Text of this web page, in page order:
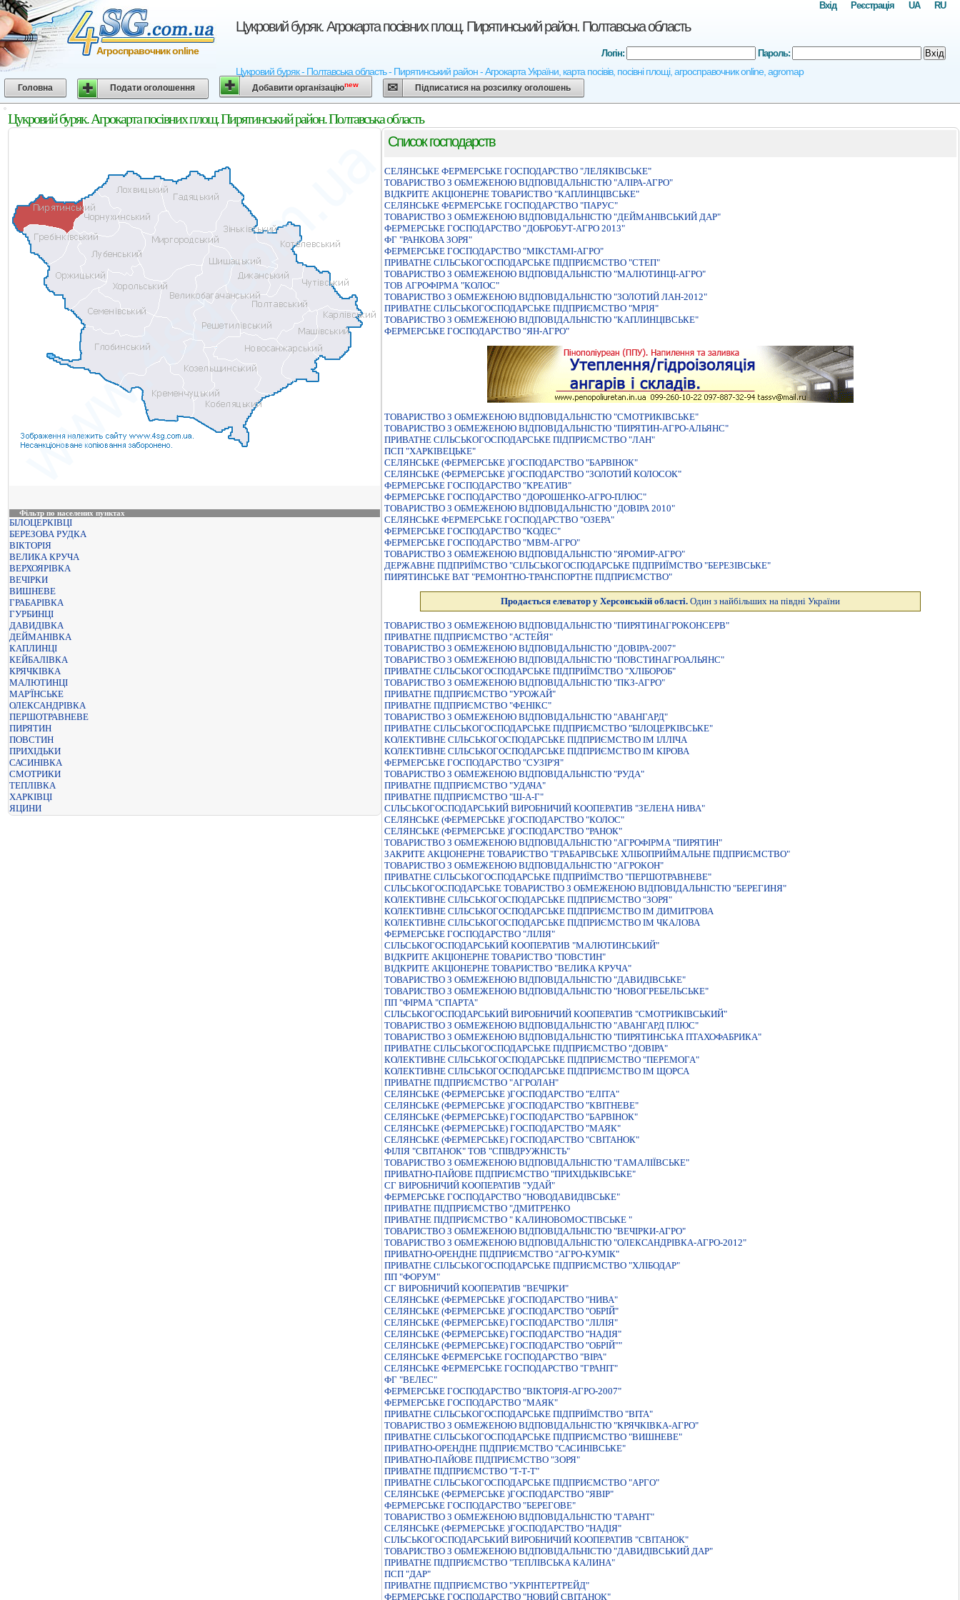
Цукровий буряк. Агрокарта посівних площ. Пирятинський район. Полтавська область
Цукровий буряк - Полтавська область - Пирятинський район - Агрокарта України, карта посівів, посівні площі, агросправочник online, agromap
Агросправочник online
RU
UA
Реєстрація
Вхід
Логін: Пароль: Вхід
Головна Подати оголошення Добавити організаціюnew Підписатися на розсилку оголошень
Цукровий буряк. Агрокарта посівних площ. Пирятинський район. Полтавська область
Фільтр по населених пунктах
БІЛОЦЕРКІВЦІ
БЕРЕЗОВА РУДКА
ВІКТОРІЯ
ВЕЛИКА КРУЧА
ВЕРХОЯРІВКА
ВЕЧІРКИ
ВИШНЕВЕ
ГРАБАРІВКА
ГУРБИНЦІ
ДАВИДІВКА
ДЕЙМАНІВКА
КАПЛИНЦІ
КЕЙБАЛІВКА
КРЯЧКІВКА
МАЛЮТИНЦІ
МАР'ЇНСЬКЕ
ОЛЕКСАНДРІВКА
ПЕРШОТРАВНЕВЕ
ПИРЯТИН
ПОВСТИН
ПРИХІДЬКИ
САСИНІВКА
СМОТРИКИ
ТЕПЛІВКА
ХАРКІВЦІ
ЯЦИНИ
Список господарств
СЕЛЯНСЬКЕ ФЕРМЕРСЬКЕ ГОСПОДАРСТВО "ЛЕЛЯКIВСЬКЕ"
ТОВАРИСТВО З ОБМЕЖЕНОЮ ВІДПОВІДАЛЬНІСТЮ "АЛІРА-АГРО"
ВIДКРИТЕ АКЦIОНЕРНЕ ТОВАРИСТВО "КАПЛИНЦIВСЬКЕ"
СЕЛЯНСЬКЕ ФЕРМЕРСЬКЕ ГОСПОДАРСТВО "ПАРУС"
ТОВАРИСТВО З ОБМЕЖЕНОЮ ВІДПОВІДАЛЬНІСТЮ "ДЕЙМАНІВСЬКИЙ ДАР"
ФЕРМЕРСЬКЕ ГОСПОДАРСТВО "ДОБРОБУТ-АГРО 2013"
ФГ "РАНКОВА ЗОРЯ"
ФЕРМЕРСЬКЕ ГОСПОДАРСТВО "МІКСТАМІ-АГРО"
ПРИВАТНЕ СIЛЬСЬКОГОСПОДАРСЬКЕ ПIДПРИЄМСТВО "СТЕП"
ТОВАРИСТВО З ОБМЕЖЕНОЮ ВIДПОВIДАЛЬНIСТЮ "МАЛЮТИНЦI-АГРО"
ТОВ АГРОФІРМА "КОЛОС"
ТОВАРИСТВО З ОБМЕЖЕНОЮ ВIДПОВIДАЛЬНIСТЮ "ЗОЛОТИЙ ЛАН-2012"
ПРИВАТНЕ СIЛЬСЬКОГОСПОДАРСЬКЕ ПIДПРИЄМСТВО "МРIЯ"
ТОВАРИСТВО З ОБМЕЖЕНОЮ ВIДПОВIДАЛЬНIСТЮ "КАПЛИНЦIВСЬКЕ"
ФЕРМЕРСЬКЕ ГОСПОДАРСТВО "ЯН-АГРО"
ТОВАРИСТВО З ОБМЕЖЕНОЮ ВІДПОВІДАЛЬНІСТЮ "СМОТРИКІВСЬКЕ"
ТОВАРИСТВО З ОБМЕЖЕНОЮ ВIДПОВIДАЛЬНIСТЮ "ПИРЯТИН-АГРО-АЛЬЯНС"
ПРИВАТНЕ СIЛЬСЬКОГОСПОДАРСЬКЕ ПIДПРИЄМСТВО "ЛАН"
ПСП "ХАРКІВЕЦЬКЕ"
СЕЛЯНСЬКЕ (ФЕРМЕРСЬКЕ )ГОСПОДАРСТВО "БАРВIНОК"
СЕЛЯНСЬКЕ (ФЕРМЕРСЬКЕ )ГОСПОДАРСТВО "ЗОЛОТИЙ КОЛОСОК"
ФЕРМЕРСЬКЕ ГОСПОДАРСТВО "КРЕАТИВ"
ФЕРМЕРСЬКЕ ГОСПОДАРСТВО "ДОРОШЕНКО-АГРО-ПЛЮС"
ТОВАРИСТВО З ОБМЕЖЕНОЮ ВIДПОВIДАЛЬНIСТЮ "ДОВIРА 2010"
СЕЛЯНСЬКЕ ФЕРМЕРСЬКЕ ГОСПОДАРСТВО "ОЗЕРА"
ФЕРМЕРСЬКЕ ГОСПОДАРСТВО "КОДЕС"
ФЕРМЕРСЬКЕ ГОСПОДАРСТВО "МВМ-АГРО"
ТОВАРИСТВО З ОБМЕЖЕНОЮ ВІДПОВІДАЛЬНІСТЮ "ЯРОМИР-АГРО"
ДЕРЖАВНЕ ПIДПРИЇМСТВО "СIЛЬСЬКОГОСПОДАРСЬКЕ ПIДПРИЇМСТВО "БЕРЕЗIВСЬКЕ"
ПИРЯТИНСЬКЕ ВАТ "РЕМОНТНО-ТРАНСПОРТНЕ ПІДПРИЄМСТВО"
Продається елеватор у Херсонській області. Один з найбільших на півдні України
ТОВАРИСТВО З ОБМЕЖЕНОЮ ВIДПОВIДАЛЬНIСТЮ "ПИРЯТИНАГРОКОНСЕРВ"
ПРИВАТНЕ ПIДПРИЄМСТВО "АСТЕЙЯ"
ТОВАРИСТВО З ОБМЕЖЕНОЮ ВIДПОВIДАЛЬНIСТЮ "ДОВIРА-2007"
ТОВАРИСТВО З ОБМЕЖЕНОЮ ВIДПОВIДАЛЬНIСТЮ "ПОВСТИНАГРОАЛЬЯНС"
ПРИВАТНЕ СIЛЬСЬКОГОСПОДАРСЬКЕ ПIДПРИЇМСТВО "ХЛIБОРОБ"
ТОВАРИСТВО З ОБМЕЖЕНОЮ ВIДПОВIДАЛЬНIСТЮ "ПКЗ-АГРО"
ПРИВАТНЕ ПIДПРИЄМСТВО "УРОЖАЙ"
ПРИВАТНЕ ПІДПРИЄМСТВО "ФЕНІКС"
ТОВАРИСТВО З ОБМЕЖЕНОЮ ВІДПОВІДАЛЬНІСТЮ "АВАНГАРД"
ПРИВАТНЕ СІЛЬСЬКОГОСПОДАРСЬКЕ ПІДПРИЄМСТВО "БІЛОЦЕРКІВСЬКЕ"
КОЛЕКТИВНЕ СІЛЬСЬКОГОСПОДАРСЬКЕ ПІДПРИЄМСТВО ІМ ІЛЛІЧА
КОЛЕКТИВНЕ СІЛЬСЬКОГОСПОДАРСЬКЕ ПІДПРИЄМСТВО ІМ КІРОВА
ФЕРМЕРСЬКЕ ГОСПОДАРСТВО "СУЗIР'Я"
ТОВАРИСТВО З ОБМЕЖЕНОЮ ВIДПОВIДАЛЬНIСТЮ "РУДА"
ПРИВАТНЕ ПIДПРИЄМСТВО "УДАЧА"
ПРИВАТНЕ ПIДПРИЄМСТВО "Ш-А-Г"
СІЛЬСЬКОГОСПОДАРСЬКИЙ ВИРОБНИЧИЙ КООПЕРАТИВ "ЗЕЛЕНА НИВА"
СЕЛЯНСЬКЕ (ФЕРМЕРСЬКЕ )ГОСПОДАРСТВО "КОЛОС"
СЕЛЯНСЬКЕ (ФЕРМЕРСЬКЕ )ГОСПОДАРСТВО "РАНОК"
ТОВАРИСТВО З ОБМЕЖЕНОЮ ВIДПОВIДАЛЬНIСТЮ "АГРОФIРМА "ПИРЯТИН"
ЗАКРИТЕ АКЦІОНЕРНЕ ТОВАРИСТВО "ГРАБАРІВСЬКЕ ХЛІБОПРИЙМАЛЬНЕ ПІДПРИЄМСТВО"
ТОВАРИСТВО З ОБМЕЖЕНОЮ ВIДПОВIДАЛЬНIСТЮ "АГРОКОН"
ПРИВАТНЕ СIЛЬСЬКОГОСПОДАРСЬКЕ ПIДПРИЇМСТВО "ПЕРШОТРАВНЕВЕ"
СІЛЬСЬКОГОСПОДАРСЬКЕ ТОВАРИСТВО З ОБМЕЖЕНОЮ ВІДПОВІДАЛЬНІСТЮ "БЕРЕГИНЯ"
КОЛЕКТИВНЕ СІЛЬСЬКОГОСПОДАРСЬКЕ ПІДПРИЄМСТВО "ЗОРЯ"
КОЛЕКТИВНЕ СІЛЬСЬКОГОСПОДАРСЬКЕ ПІДПРИЄМСТВО ІМ ДИМИТРОВА
КОЛЕКТИВНЕ СІЛЬСЬКОГОСПОДАРСЬКЕ ПІДПРИЄМСТВО ІМ ЧКАЛОВА
ФЕРМЕРСЬКЕ ГОСПОДАРСТВО "ЛIЛIЯ"
СIЛЬСЬКОГОСПОДАРСЬКИЙ КООПЕРАТИВ "МАЛЮТИНСЬКИЙ"
ВIДКРИТЕ АКЦIОНЕРНЕ ТОВАРИСТВО "ПОВСТИН"
ВIДКРИТЕ АКЦIОНЕРНЕ ТОВАРИСТВО "ВЕЛИКА КРУЧА"
ТОВАРИСТВО З ОБМЕЖЕНОЮ ВІДПОВІДАЛЬНІСТЮ "ДАВИДІВСЬКЕ"
ТОВАРИСТВО З ОБМЕЖЕНОЮ ВIДПОВIДАЛЬНIСТЮ "НОВОГРЕБЕЛЬСЬКЕ"
ПП "ФІРМА "СПАРТА"
СIЛЬСЬКОГОСПОДАРСЬКИЙ ВИРОБНИЧИЙ КООПЕРАТИВ "СМОТРИКIВСЬКИЙ"
ТОВАРИСТВО З ОБМЕЖЕНОЮ ВIДПОВIДАЛЬНIСТЮ "АВАНГАРД ПЛЮС"
ТОВАРИСТВО З ОБМЕЖЕНОЮ ВІДПОВІДАЛЬНІСТЮ "ПИРЯТИНСЬКА ПТАХОФАБРИКА"
ПРИВАТНЕ СIЛЬСЬКОГОСПОДАРСЬКЕ ПIДПРИЄМСТВО "ДОВIРА"
КОЛЕКТИВНЕ СІЛЬСЬКОГОСПОДАРСЬКЕ ПІДПРИЄМСТВО "ПЕРЕМОГА"
КОЛЕКТИВНЕ СІЛЬСЬКОГОСПОДАРСЬКЕ ПІДПРИЄМСТВО ІМ ЩОРСА
ПРИВАТНЕ ПІДПРИЄМСТВО "АГРОЛАН"
СЕЛЯНСЬКЕ (ФЕРМЕРСЬКЕ )ГОСПОДАРСТВО "ЕЛІТА"
СЕЛЯНСЬКЕ (ФЕРМЕРСЬКЕ )ГОСПОДАРСТВО "КВIТНЕВЕ"
СЕЛЯНСЬКЕ (ФЕРМЕРСЬКЕ) ГОСПОДАРСТВО "БАРВIНОК"
СЕЛЯНСЬКЕ (ФЕРМЕРСЬКЕ) ГОСПОДАРСТВО "МАЯК"
СЕЛЯНСЬКЕ (ФЕРМЕРСЬКЕ) ГОСПОДАРСТВО "СВIТАНОК"
ФІЛІЯ "СВІТАНОК" ТОВ "СПІВДРУЖНІСТЬ"
ТОВАРИСТВО З ОБМЕЖЕНОЮ ВІДПОВІДАЛЬНІСТЮ "ГАМАЛІЇВСЬКЕ"
ПРИВАТНО-ПАЙОВЕ ПIДПРИЄМСТВО "ПРИХIДЬКIВСЬКЕ"
СГ ВИРОБНИЧИЙ КООПЕРАТИВ "УДАЙ"
ФЕРМЕРСЬКЕ ГОСПОДАРСТВО "НОВОДАВИДIВСЬКЕ"
ПРИВАТНЕ ПIДПРИЄМСТВО "ДМИТРЕНКО
ПРИВАТНЕ ПIДПРИЄМСТВО " КАЛИНОВОМОСТIВСЬКЕ "
ТОВАРИСТВО З ОБМЕЖЕНОЮ ВIДПОВIДАЛЬНIСТЮ "ВЕЧIРКИ-АГРО"
ТОВАРИСТВО З ОБМЕЖЕНОЮ ВIДПОВIДАЛЬНIСТЮ "ОЛЕКСАНДРIВКА-АГРО-2012"
ПРИВАТНО-ОРЕНДНЕ ПІДПРИЄМСТВО "АГРО-КУМІК"
ПРИВАТНЕ СIЛЬСЬКОГОСПОДАРСЬКЕ ПIДПРИЄМСТВО "ХЛIБОДАР"
ПП "ФОРУМ"
СГ ВИРОБНИЧИЙ КООПЕРАТИВ "ВЕЧІРКИ"
СЕЛЯНСЬКЕ (ФЕРМЕРСЬКЕ )ГОСПОДАРСТВО "НИВА"
СЕЛЯНСЬКЕ (ФЕРМЕРСЬКЕ )ГОСПОДАРСТВО "ОБРIЙ"
СЕЛЯНСЬКЕ (ФЕРМЕРСЬКЕ) ГОСПОДАРСТВО "ЛIЛIЯ"
СЕЛЯНСЬКЕ (ФЕРМЕРСЬКЕ) ГОСПОДАРСТВО "НАДIЯ"
СЕЛЯНСЬКЕ (ФЕРМЕРСЬКЕ) ГОСПОДАРСТВО "ОБРIЙ""
СЕЛЯНСЬКЕ ФЕРМЕРСЬКЕ ГОСПОДАРСТВО "ВIРА"
СЕЛЯНСЬКЕ ФЕРМЕРСЬКЕ ГОСПОДАРСТВО "ГРАНIТ"
ФГ "ВЕЛЕС"
ФЕРМЕРСЬКЕ ГОСПОДАРСТВО "ВIКТОРIЯ-АГРО-2007"
ФЕРМЕРСЬКЕ ГОСПОДАРСТВО "МАЯК"
ПРИВАТНЕ СIЛЬСЬКОГОСПОДАРСЬКЕ ПIДПРИЇМСТВО "ВIТА"
ТОВАРИСТВО З ОБМЕЖЕНОЮ ВIДПОВIДАЛЬНIСТЮ "КРЯЧКIВКА-АГРО"
ПРИВАТНЕ СIЛЬСЬКОГОСПОДАРСЬКЕ ПIДПРИЄМСТВО "ВИШНЕВЕ"
ПРИВАТНО-ОРЕНДНЕ ПІДПРИЄМСТВО "САСИНІВСЬКЕ"
ПРИВАТНО-ПАЙОВЕ ПIДПРИЄМСТВО "ЗОРЯ"
ПРИВАТНЕ ПIДПРИЄМСТВО "Т-Т-Т"
ПРИВАТНЕ СIЛЬСЬКОГОСПОДАРСЬКЕ ПIДПРИЄМСТВО "АРГО"
СЕЛЯНСЬКЕ (ФЕРМЕРСЬКЕ )ГОСПОДАРСТВО "ЯВIР"
ФЕРМЕРСЬКЕ ГОСПОДАРСТВО "БЕРЕГОВЕ"
ТОВАРИСТВО З ОБМЕЖЕНОЮ ВІДПОВІДАЛЬНІСТЮ "ГАРАНТ"
СЕЛЯНСЬКЕ (ФЕРМЕРСЬКЕ )ГОСПОДАРСТВО "НАДIЯ"
СIЛЬСЬКОГОСПОДАРСЬКИЙ ВИРОБНИЧИЙ КООПЕРАТИВ "СВIТАНОК"
ТОВАРИСТВО З ОБМЕЖЕНОЮ ВIДПОВIДАЛЬНIСТЮ "ДАВИДIВСЬКИЙ ДАР"
ПРИВАТНЕ ПIДПРИЄМСТВО "ТЕПЛIВСЬКА КАЛИНА"
ПСП "ДАР"
ПРИВАТНЕ ПIДПРИЄМСТВО "УКРIНТЕРТРЕЙД"
ФЕРМЕРСЬКЕ ГОСПОДАРСТВО "НОВИЙ СВІТАНОК"